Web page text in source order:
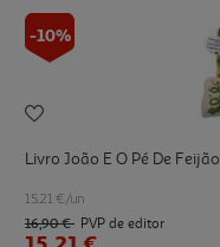
-10%
Livro João E O Pé De
15.21 €/un
16,90 € PVP de editor